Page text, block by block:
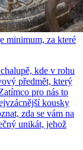
minimum, za které
kde v rohu
předmět, který
pro nás to
kousky
zda se vám na
unikát, jehož